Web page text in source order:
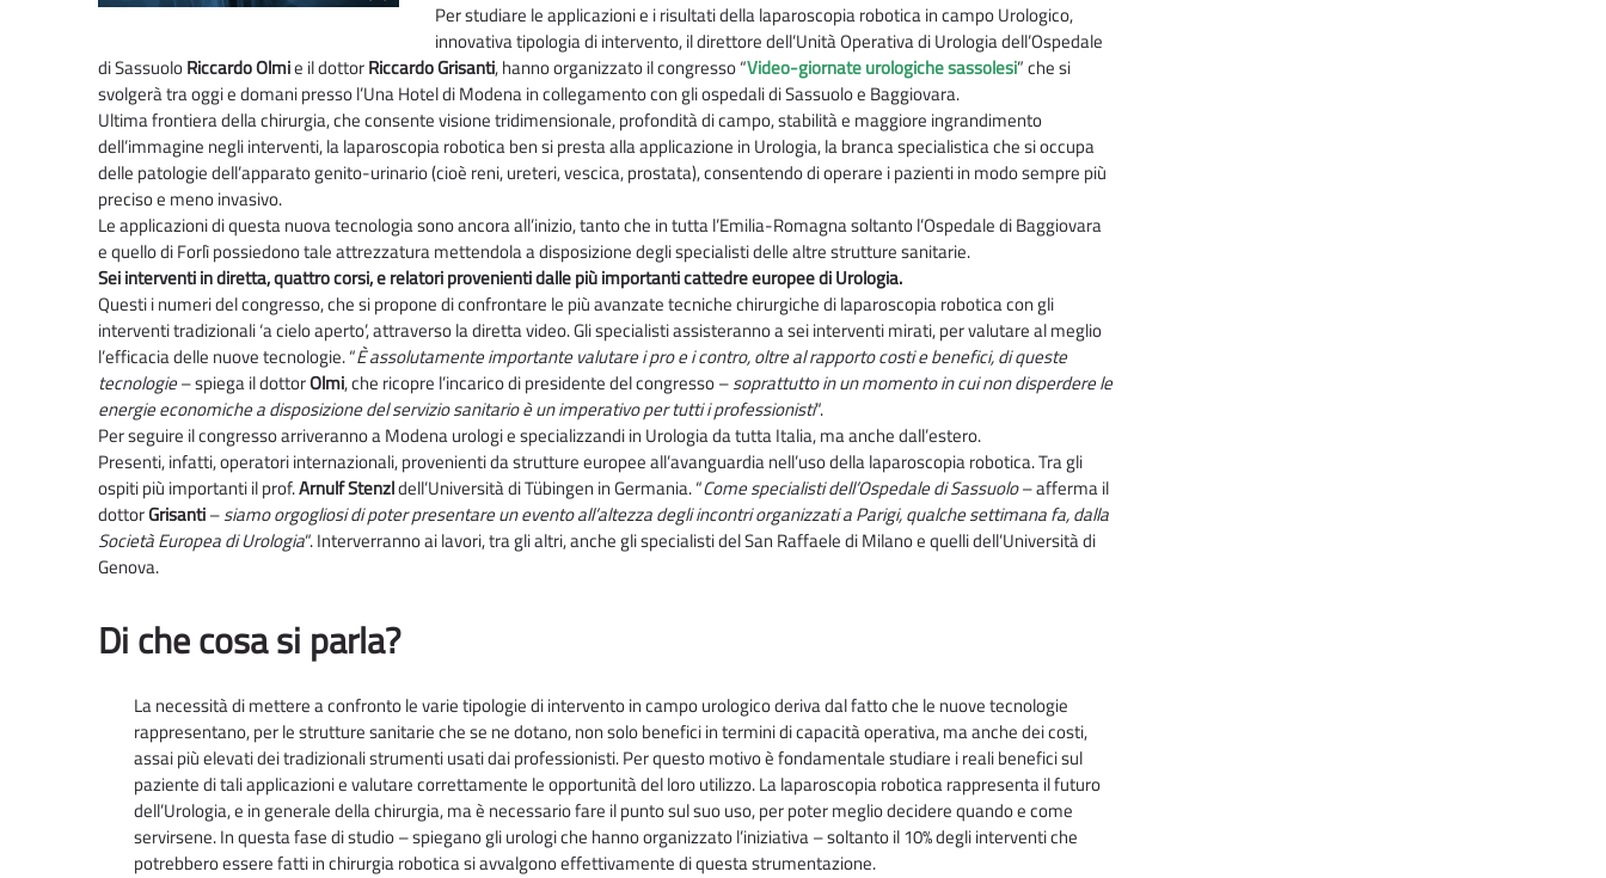
Per studiare le applicazioni e i risultati della laparoscopia robotica in campo Urologico,
innovativa tipologia di intervento, il direttore dell’Unità Operativa di Urologia dell’Ospedale
di SassuoloRiccardo Olmie il dottorRiccardo Grisanti, hanno organizzato il congresso “Video-giornate urologiche sassolesi” che si
svolgerà tra oggi e domani presso l’Una Hotel di Modena in collegamento con gli ospedali di Sassuolo e Baggiovara.
Ultima frontiera della chirurgia, che consente visione tridimensionale, profondità di campo, stabilità e maggiore ingrandimento
dell’immagine negli interventi, la laparoscopia robotica ben si presta alla applicazione in Urologia, la branca specialistica che si occupa
delle patologie dell’apparato genito-urinario (cioè reni, ureteri, vescica, prostata), consentendo di operare i pazienti in modo sempre più
preciso e meno invasivo.
Le applicazioni di questa nuova tecnologia sono ancora all’inizio, tanto che in tutta l’Emilia-Romagna soltanto l’Ospedale di Baggiovara
e quello di Forlì possiedono tale attrezzatura mettendola a disposizione degli specialisti delle altre strutture sanitarie.
Sei interventi in diretta, quattro corsi, e relatori provenienti dalle più importanti cattedre europee di Urologia.
Questi i numeri del congresso, che si propone di confrontare le più avanzate tecniche chirurgiche di laparoscopia robotica con gli
interventi tradizionali ‘a cielo aperto’, attraverso la diretta video. Gli specialisti assisteranno a sei interventi mirati, per valutare al meglio
l’efficacia delle nuove tecnologie. “È assolutamente importante valutare i pro e i contro, oltre al rapporto costi e benefici, di queste
tecnologie– spiega il dottorOlmi, che ricopre l’incarico di presidente del congresso –soprattutto in un momento in cui non disperdere le
energie economiche a disposizione del servizio sanitario è un imperativo per tutti i professionisti“.
Per seguire il congresso arriveranno a Modena urologi e specializzandi in Urologia da tutta Italia, ma anche dall’estero.
Presenti, infatti, operatori internazionali, provenienti da strutture europee all’avanguardia nell’uso della laparoscopia robotica. Tra gli
ospiti più importanti il prof.Arnulf Stenzldell’Università di Tübingen in Germania. “Come specialisti dell’Ospedale di Sassuolo– afferma il
dottorGrisanti–siamo orgogliosi di poter presentare un evento all’altezza degli incontri organizzati a Parigi, qualche settimana fa, dalla
Società Europea di Urologia“. Interverranno ai lavori, tra gli altri, anche gli specialisti del San Raffaele di Milano e quelli dell’Università di
Genova.
Di che cosa si parla?
La necessità di mettere a confronto le varie tipologie di intervento in campo urologico deriva dal fatto che le nuove tecnologie
rappresentano, per le strutture sanitarie che se ne dotano, non solo benefici in termini di capacità operativa, ma anche dei costi,
assai più elevati dei tradizionali strumenti usati dai professionisti. Per questo motivo è fondamentale studiare i reali benefici sul
paziente di tali applicazioni e valutare correttamente le opportunità del loro utilizzo. La laparoscopia robotica rappresenta il futuro
dell’Urologia, e in generale della chirurgia, ma è necessario fare il punto sul suo uso, per poter meglio decidere quando e come
servirsene. In questa fase di studio – spiegano gli urologi che hanno organizzato l’iniziativa – soltanto il 10% degli interventi che
potrebbero essere fatti in chirurgia robotica si avvalgono effettivamente di questa strumentazione.